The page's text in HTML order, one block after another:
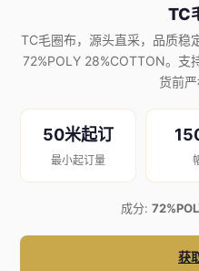
TC
TC毛圈布，源头直采，品质稳
72%POLY 28%COTTON。支
货前严
50米起订
最小起订量
成分:
获